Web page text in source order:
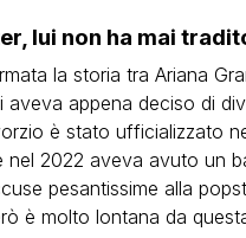
lui non ha mai
la storia tra Ariana
appena deciso di
è stato ufficializzato
2022 aveva avuto un
pesantissime alla
è molto lontana da